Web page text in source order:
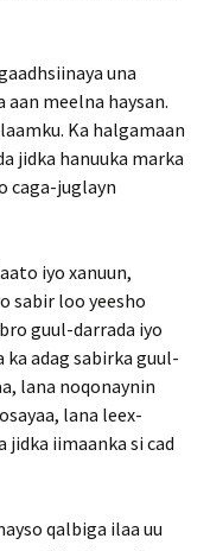
una
aan meelna haysan.
Ka halgamaan
jidka hanuuka marka
caga-juglayn
iyo xanuun,
sabir loo yeesho
guul-darrada iyo
ka adag sabirka guul-
lana noqonaynin
lana leex-
jidka iimaanka si cad
qalbiga ilaa uu